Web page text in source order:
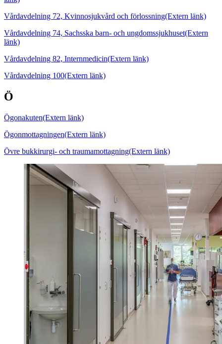
Vårdavdelning 72, Kvinnosjukvård och förlossning(Extern länk)
Vårdavdelning 74, Sachsska barn- och ungdomssjukhuset(Extern
länk)
Vårdavdelning 82, Internmedicin(Extern länk)
Vårdavdelning 100(Extern länk)
Ö
Ögonakuten(Extern länk)
Ögonmottagningen(Extern länk)
Övre bukkirurgi- och traumamottagning(Extern länk)